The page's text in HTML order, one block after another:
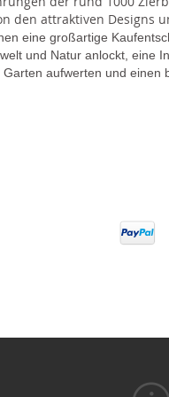
den attraktiven Designs
eine großartige
und Natur anlockt, eine
Garten aufwerten und